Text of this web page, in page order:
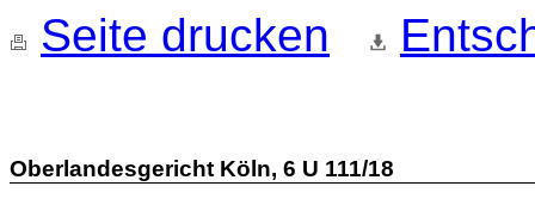
Seite drucken
Oberlandesgericht Köln, 6 U 111/18